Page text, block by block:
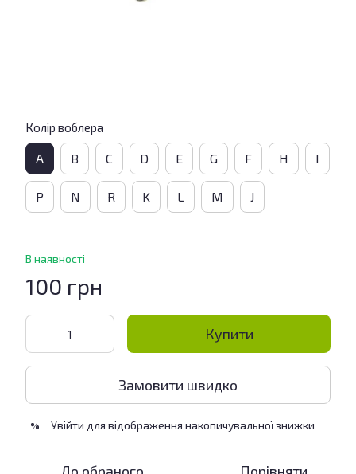
Колір воблера
A B C D E G F H I
P N R K L M J
В наявності
100 грн
Купити
Замовити швидко
% Увійти для відображення накопичувальної знижки